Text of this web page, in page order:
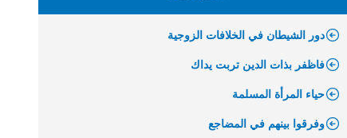
دور الشيطان في الخلافات الزوجية
فاظفر بذات الدين تربت يداك
حياء المرأة المسلمة
وفرقوا بينهم في المضاجع